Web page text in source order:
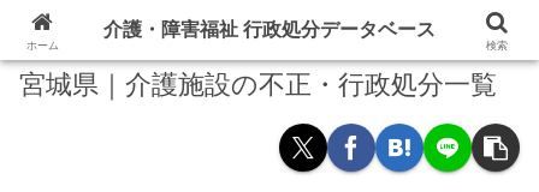
宮城県｜介護施設の不正・行政処分一覧
ホーム
介護・障害福祉 行政処分データベース
検索